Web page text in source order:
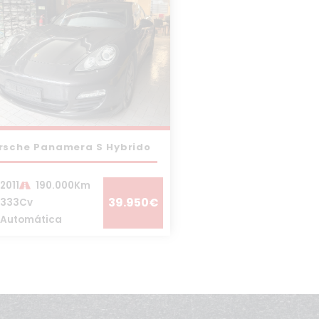
Panamera S Hybrido
2011
190.000Km
333Cv
Automática
39.950€